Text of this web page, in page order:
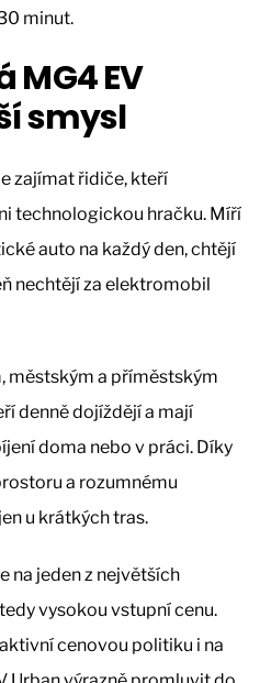
minut.
MG4 EV
smysl
zajímat řidiče, kteří
technologickou hračku. Míří
auto na každý den, chtějí
nechtějí za elektromobil
městským a příměstským
denně dojíždějí a mají
doma nebo v práci. Díky
a rozumnému
u krátkých tras.
na jeden z největších
vysokou vstupní cenu.
cenovou politiku i na